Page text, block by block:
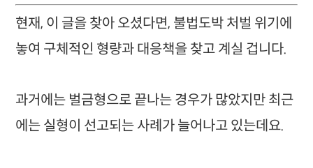
현재, 이 글을 찾아 오셨다면, 불법도박 처벌 위기에
놓여 구체적인 형량과 대응책을 찾고 계실 겁니다.
과거에는 벌금형으로 끝나는 경우가 많았지만 최근
에는 실형이 선고되는 사례가 늘어나고 있는데요.